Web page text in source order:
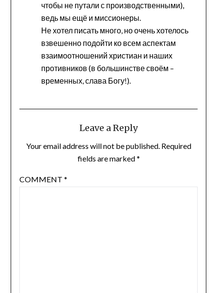
чтобы не путали с производственными),
ведь мы ещё и миссионеры.
Не хотел писать много, но очень хотелось
взвешенно подойти ко всем аспектам
взаимоотношений христиан и наших
противников (в большинстве своём –
временных, слава Богу!).
Leave a Reply
Your email address will not be published. Required
fields are marked*
COMMENT *